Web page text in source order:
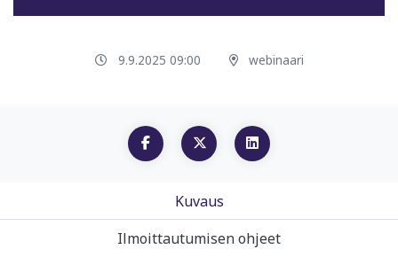
9.9.2025 09:00 webinaari
Kuvaus
Ilmoittautumisen ohjeet